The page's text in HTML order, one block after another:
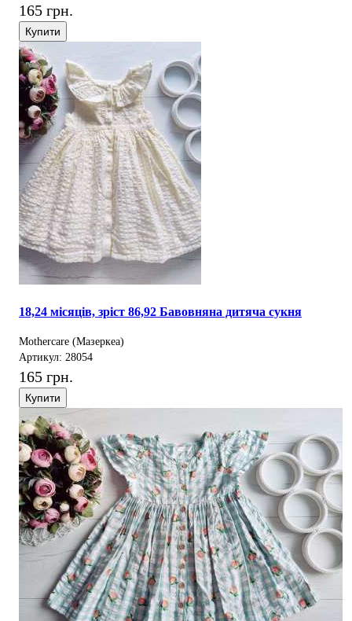
165 грн.
Купити
18,24 місяців, зріст 86,92 Бавовняна дитяча сукня
Mothercare (Мазеркеа)
Артикул: 28054
165 грн.
Купити